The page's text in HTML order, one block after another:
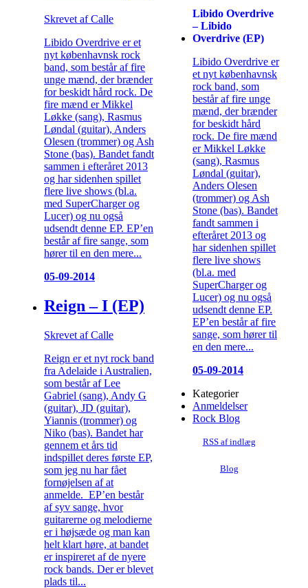
Skrevet af Calle
Libido Overdrive er et
nyt københavnsk rock
band, som består af fire
unge mænd, der brænder
for beskidt hård rock. De
fire mænd er Mikkel
Løkke (sang), Rasmus
Løndal (guitar), Anders
Olesen (trommer) og Ash
Stone (bas). Bandet fandt
sammen i efteråret 2013
og har sidenhen spillet
flere live shows (bl.a.
med SuperCharger og
Lucer) og nu også
udsendt denne EP. EP’en
består af fire sange, som
hører til en den mere...
05-09-2014
Reign – I (EP)
Skrevet af Calle
Reign er et nyt rock band
fra Adelaide i Australien,
som består af Lee
Gabriel (sang), Andy G
(guitar), JD (guitar),
Yiannis (trommer) og
Niko (bas). Bandet har
gennem et års tid
indspillet deres første EP,
som jeg nu har fået
fornøjelsen af at
anmelde. EP’en består
af syv sange, hvor
guitarerne og melodierne
er i højsæde og man kan
helt klart høre, at bandet
er inspireret af de nyere
rock bands. Der er blevet
plads til...
Libido Overdrive
– Libido
Overdrive (EP)
Libido Overdrive er
et nyt københavnsk
rock band, som
består af fire unge
mænd, der brænder
for beskidt hård
rock. De fire mænd
er Mikkel Løkke
(sang), Rasmus
Løndal (guitar),
Anders Olesen
(trommer) og Ash
Stone (bas). Bandet
fandt sammen i
efteråret 2013 og
har sidenhen spillet
flere live shows
(bl.a. med
SuperCharger og
Lucer) og nu også
udsendt denne EP.
EP’en består af fire
sange, som hører til
en den mere...
05-09-2014
Kategorier
Anmeldelser
Rock Blog
RSS af indlæg
Blog